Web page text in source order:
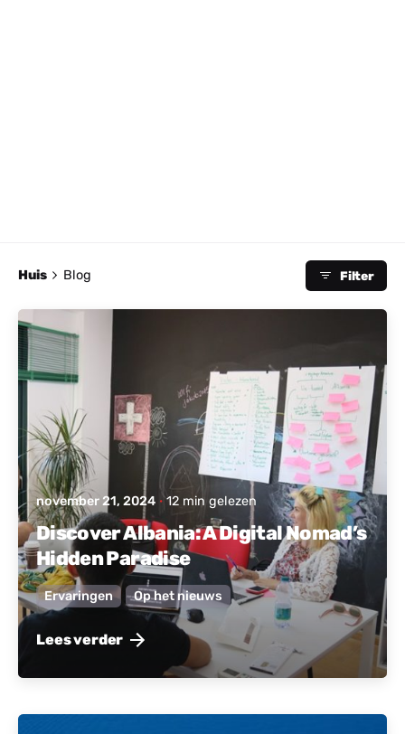
Huis Blog Filter
Actief Albanië
november 21, 2024 12 min gelezen
Discover Albania: A Digital Nomad’s
Hidden Paradise
Ervaringen Op het nieuws
Lees verder